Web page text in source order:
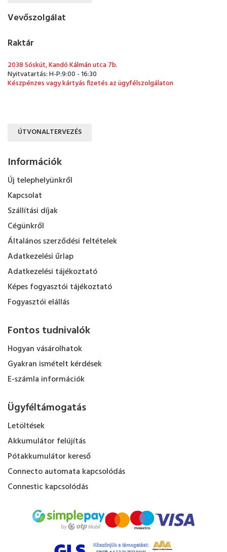
Vevőszolgálat
Raktár
2038 Sóskút, Kandó Kálmán utca 7b.
Nyitvatartás: H-P:9:00 - 16:30
Készpénzes vagy kártyás fizetés az ügyfélszolgálaton
ÚTVONALTERVEZÉS
Információk
Új telephelyünkről
Kapcsolat
Szállítási díjak
Cégünkről
Általános szerződési feltételek
Adatkezelési űrlap
Adatkezelési tájékoztató
Képes fogyasztói tájékoztató
Fogyasztói elállás
Fontos tudnivalók
Hogyan vásárolhatok
Gyakran ismételt kérdések
E-számla információk
Ügyféltámogatás
Letöltések
Akkumulátor felújítás
Pótakkumulátor kereső
Connecto automata kapcsolódás
Connestic kapcsolódás